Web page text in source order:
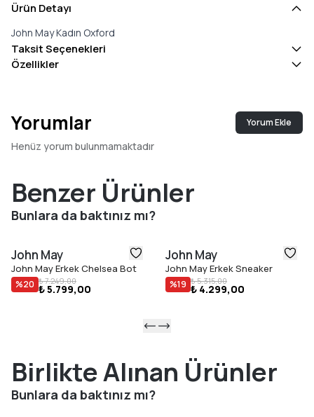
Ürün Detayı
John May Kadın Oxford
Taksit Seçenekleri
Özellikler
Yorumlar Yorum Ekle
Henüz yorum bulunmamaktadır
Benzer Ürünler
Bunlara da baktınız mı?
John May
John May Erkek Chelsea Bot
%20 ₺ 7.249,00
₺ 5.799,00
John May
John May Erkek Sneaker
%19 ₺ 5.315,00
₺ 4.299,00
Birlikte Alınan Ürünler
Bunlara da baktınız mı?